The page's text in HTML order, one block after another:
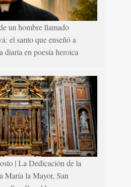
un hombre llamado
el santo que enseñó a
diaria en poesía heroica
| La Dedicación de la
María la Mayor, San